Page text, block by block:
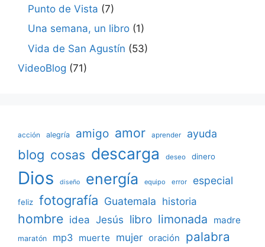
Punto de Vista (7)
Una semana, un libro (1)
Vida de San Agustín (53)
VideoBlog (71)
acción alegría amigo amor aprender ayuda
blog cosas descarga deseo dinero
Dios diseño energía equipo error especial
feliz fotografía Guatemala historia
hombre idea Jesús libro limonada madre
maratón mp3 muerte mujer oración palabra